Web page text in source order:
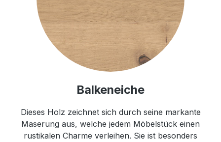
Balkeneiche
Dieses Holz zeichnet sich durch seine markante
Maserung aus, welche jedem Möbelstück einen
rustikalen Charme verleihen. Sie ist besonders